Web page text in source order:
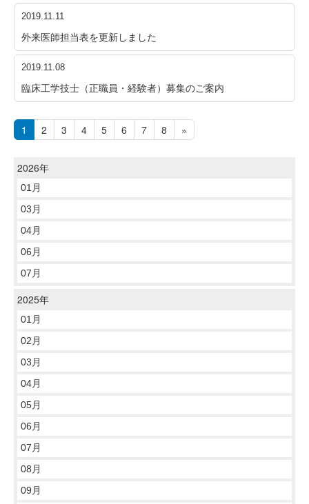
2019.11.11
外来医師担当表を更新しました
2019.11.08
臨床工学技士（正職員・経験者）募集のご案内
1 2 3 4 5 6 7 8 »
2026年
01月
03月
04月
06月
07月
2025年
01月
02月
03月
04月
05月
06月
07月
08月
09月